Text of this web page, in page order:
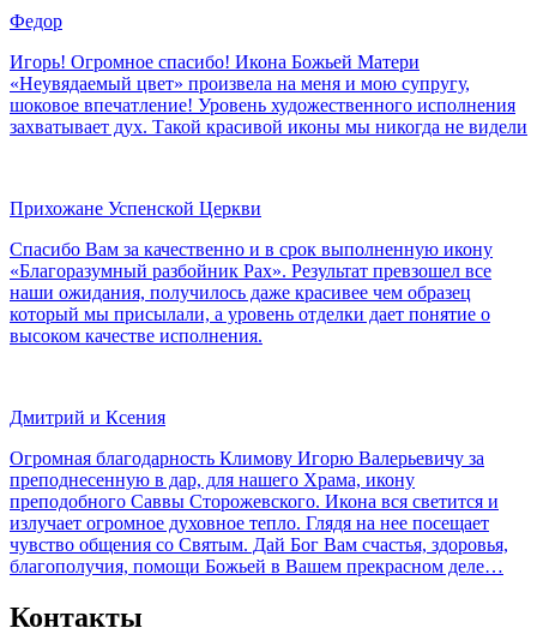
Федор
Игорь! Огромное спасибо! Икона Божьей Матери
«Неувядаемый цвет» произвела на меня и мою супругу,
шоковое впечатление! Уровень художественного исполнения
захватывает дух. Такой красивой иконы мы никогда не видели
Прихожане Успенской Церкви
Спасибо Вам за качественно и в срок выполненную икону
«Благоразумный разбойник Рах». Результат превзошел все
наши ожидания, получилось даже красивее чем образец
который мы присылали, а уровень отделки дает понятие о
высоком качестве исполнения.
Дмитрий и Ксения
Огромная благодарность Климову Игорю Валерьевичу за
преподнесенную в дар, для нашего Храма, икону
преподобного Саввы Сторожевского. Икона вся светится и
излучает огромное духовное тепло. Глядя на нее посещает
чувство общения со Святым. Дай Бог Вам счастья, здоровья,
благополучия, помощи Божьей в Вашем прекрасном деле…
Контакты